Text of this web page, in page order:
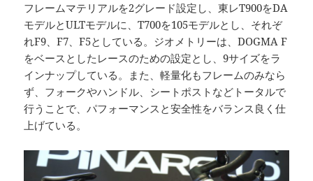
フレームマテリアルを2グレード設定し、東レT900をDA
モデルとULTモデルに、T700を105モデルとし、それぞ
れF9、F7、F5としている。ジオメトリーは、DOGMA F
をベースとしたレースのための設定とし、9サイズをラ
インナップしている。また、軽量化もフレームのみなら
ず、フォークやハンドル、シートポストなどトータルで
行うことで、パフォーマンスと安全性をバランス良く仕
上げている。